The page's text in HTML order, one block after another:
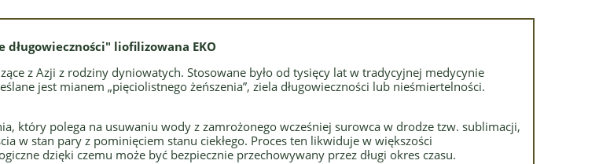
Cena nie zawiera ewentualnych kosztów
liofilizowana EKO
z Azji z rodziny dyniowatych. Stosowane było od tysięcy lat w tradycyjnej medycynie
jest mianem „pięciolistnego żeńszenia”, ziela długowieczności lub nieśmiertelności.
który polega na usuwaniu wody z zamrożonego wcześniej surowca w drodze tzw. sublimacji,
w stan pary z pominięciem stanu ciekłego. Proces ten likwiduje w większości
dzięki czemu może być bezpiecznie przechowywany przez długi okres czasu.